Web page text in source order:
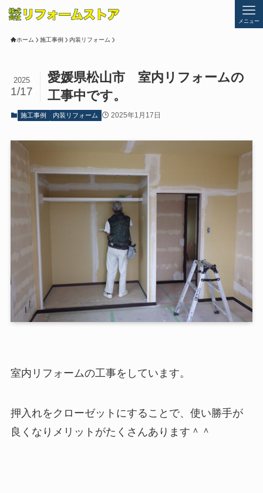
メニュー
ホーム 施工事例 内装リフォーム
愛媛県松山市 室内リフォームの
工事中です。
2025
1/17
施工事例 内装リフォーム 2025年1月17日
室内リフォームの工事をしています。
押入れをクローゼットにすることで、使い勝手が
良くなりメリットがたくさんあります＾＾